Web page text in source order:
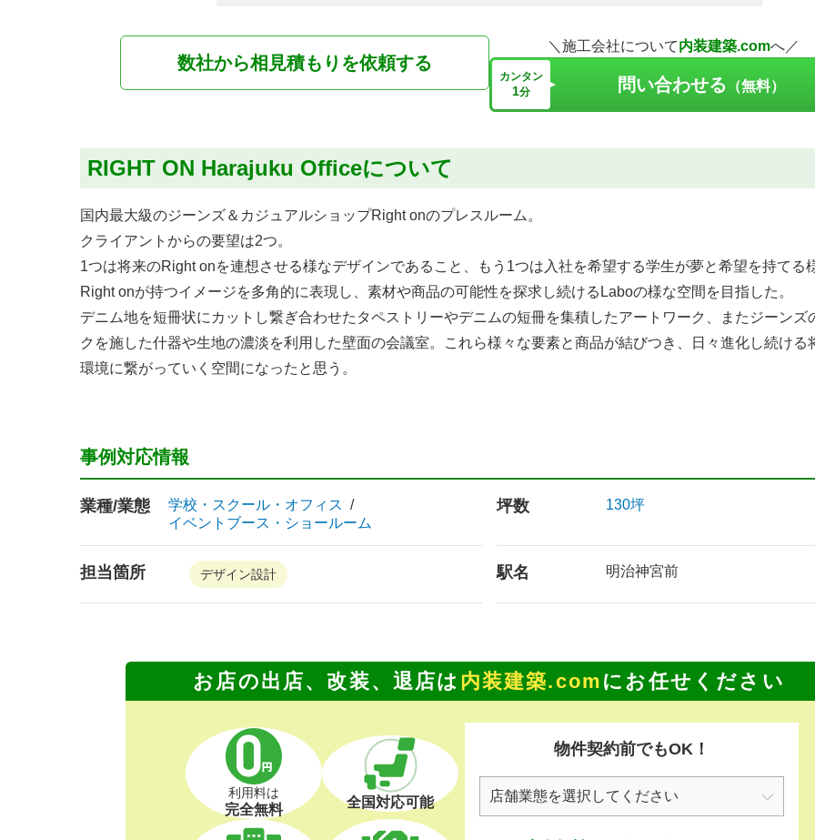
数社から相見積もりを依頼する
＼施工会社について内装建築.comへ／
カンタン
1分 問い合わせる （無料）
RIGHT ON Harajuku Officeについて
国内最大級のジーンズ＆カジュアルショップRight onのプレスルーム。
クライアントからの要望は2つ。
1つは将来のRight onを連想させる様なデザインであること、もう1つは入社を希望する学生が夢と希望を持てる
Right onが持つイメージを多角的に表現し、素材や商品の可能性を探求し続けるLaboの様な空間を目指した。
デニム地を短冊状にカットし繋ぎ合わせたタペストリーやデニムの短冊を集積したアートワーク、またジーンズ
クを施した什器や生地の濃淡を利用した壁面の会議室。これら様々な要素と商品が結びつき、日々進化し続ける
環境に繋がっていく空間になったと思う。
事例対応情報
業種/業態
学校・スクール・オフィス
イベントブース・ショールーム
坪数 130坪
担当箇所 デザイン設計 駅名 明治神宮前
お店の出店、改装、退店は 内装建築.com にお任せください
利用料は
完全無料 全国対応可能
物件契約前でもOK！